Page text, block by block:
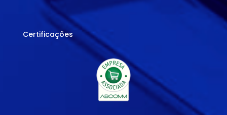
Certificações